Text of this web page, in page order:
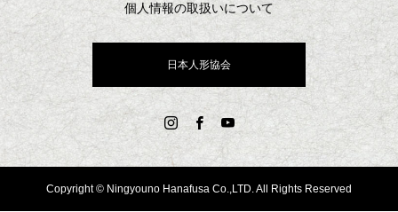
個人情報の取扱いについて
日本人形協会
Copyright © Ningyouno Hanafusa Co.,LTD. All Rights Reserved